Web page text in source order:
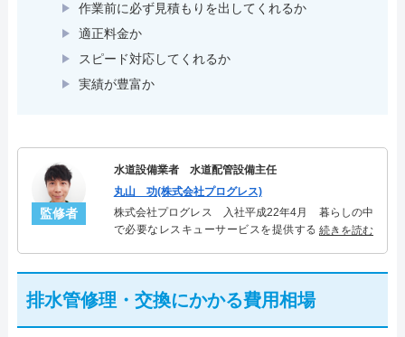
作業前に必ず見積もりを出してくれるか
適正料金か
スピード対応してくれるか
実績が豊富か
監修者
水道設備業者 水道配管設備主任
丸山 功(株式会社プログレス)
株式会社プログレス 入社平成22年4月 暮らしの中
で必要なレスキューサービスを提供する株式会社プ
シャリスト。
続きを読む
排水管修理・交換にかかる費用相場